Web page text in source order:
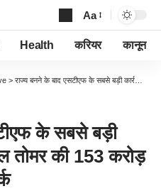
Font
Resizer
Aa
Health करियर कानून
> राज्य बनने के बाद एसटीएफ के सबसे बड़ी कार्रवाई,गैंगस्टर यशपाल तोमर की 153 करोड़ 30 लाख की संपत्ति कुर्क
के सबसे बड़ी
तोमर की 153 करोड़